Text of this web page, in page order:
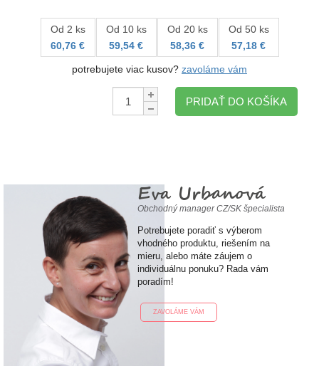
Od 2 ks
60,76 €
Od 10 ks
59,54 €
Od 20 ks
58,36 €
Od 50 ks
57,18 €
potrebujete viac kusov? zavoláme vám
Množstvo:
PRIDAŤ DO KOŠÍKA
Eva Urbanová
Obchodný manager CZ/SK špecialista
Potrebujete poradiť s výberom
vhodného produktu, riešením na
mieru, alebo máte záujem o
individuálnu ponuku? Rada vám
poradím!
ZAVOLÁME VÁM